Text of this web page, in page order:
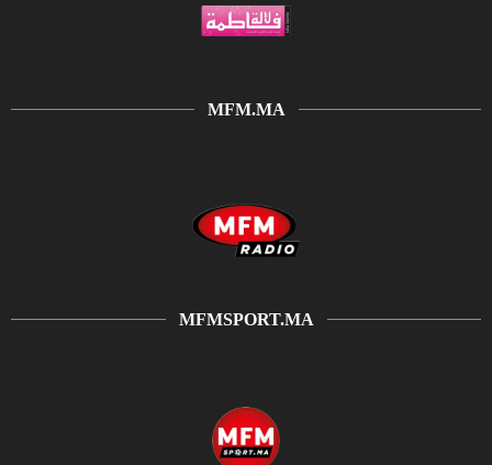
MFM.MA
MFMSPORT.MA